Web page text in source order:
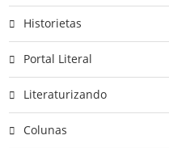
Historietas
Portal Literal
Literaturizando
Colunas